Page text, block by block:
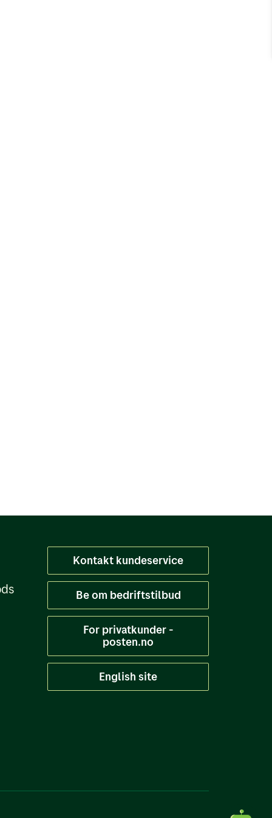
Kontakt kundeservice
Be om bedriftstilbud
For privatkunder -
posten.no
English site